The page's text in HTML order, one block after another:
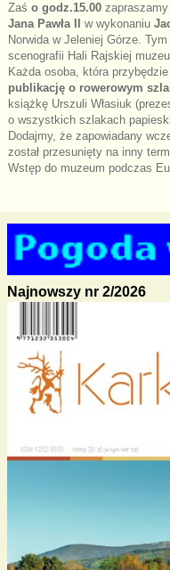
Zaś o godz.15.00zapraszamy
Jana Pawła II w wykonaniu
Norwida w Jeleniej Górze.
scenografii Hali Rajskiej
Każda osoba, która
publikację o rowerowym
książkę Urszuli Własiuk
o wszystkich szlakach
Dodajmy, że zapowiadany
został przesunięty na inny
Wstęp do muzeum podczas
Najnowszy nr 2/2026